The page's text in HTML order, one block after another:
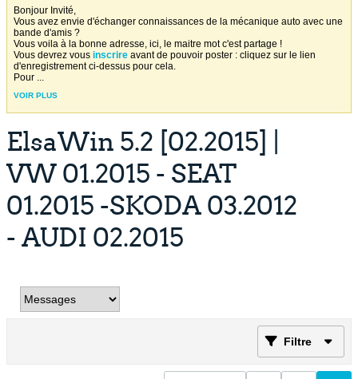
Bonjour Invité,
Vous avez envie d'échanger connaissances de la mécanique auto avec une
bande d'amis ?
Vous voila à la bonne adresse, ici, le maitre mot c'est partage !
Vous devrez vous inscrire avant de pouvoir poster : cliquez sur le lien
d'enregistrement ci-dessus pour cela.
Pour ...
VOIR PLUS
ElsaWin 5.2 [02.2015] |
VW 01.2015 - SEAT
01.2015 -SKODA 03.2012
- AUDI 02.2015
Filtre